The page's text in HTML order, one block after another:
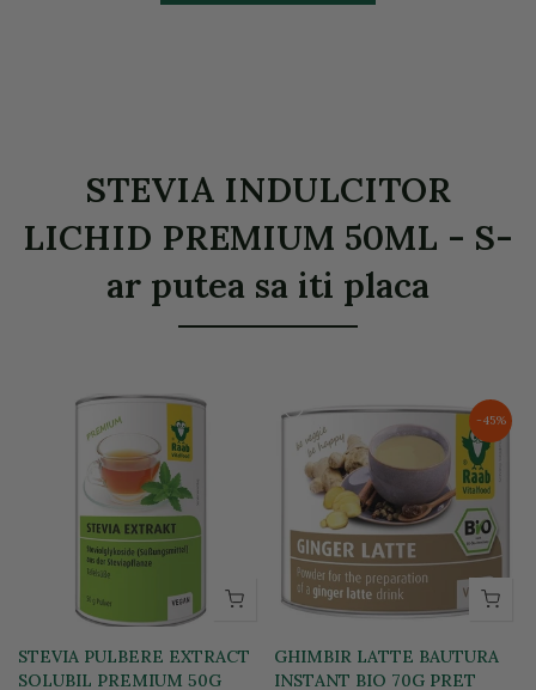
STEVIA INDULCITOR
LICHID PREMIUM 50ML - S-
ar putea sa iti placa
STEVIA PULBERE EXTRACT
SOLUBIL PREMIUM 50G
-45%
GHIMBIR LATTE BAUTURA
INSTANT BIO 70G PRET